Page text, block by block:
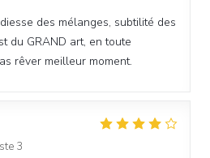
des mélanges, subtilité des
du GRAND art, en toute
rêver meilleur moment.
3